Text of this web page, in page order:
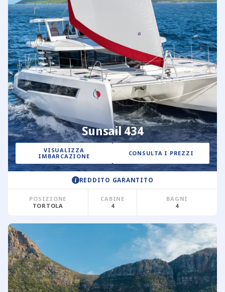
Sunsail 434
VISUALIZZA
IMBARCAZIONE
CONSULTA I PREZZI
REDDITO GARANTITO
POSIZIONE
TORTOLA
CABINE
4
BAGNI
4